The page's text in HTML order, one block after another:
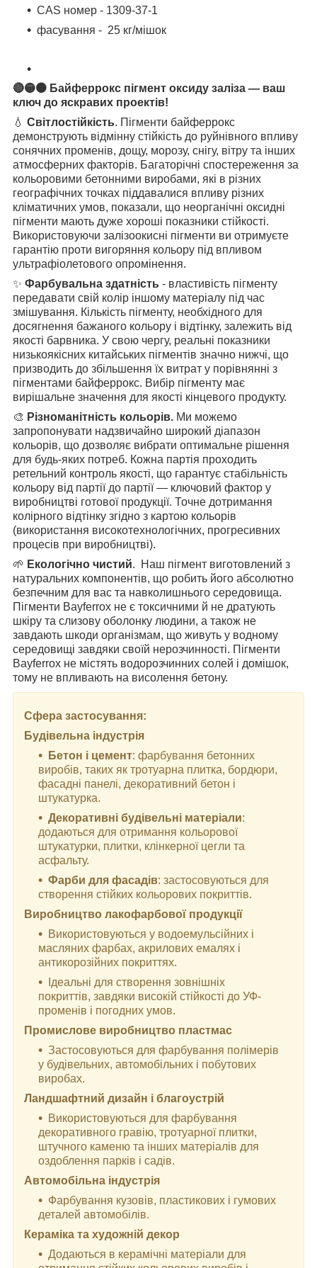
CAS номер - 1309-37-1
фасування - 25 кг/мішок
🔴🟡🟤 Байферрокс пігмент оксиду заліза — ваш
ключ до яскравих проектів!
💧 Світлостійкість. Пігменти байферрокс
демонструють відмінну стійкість до руйнівного впливу
сонячних променів, дощу, морозу, снігу, вітру та інших
атмосферних факторів. Багаторічні спостереження за
кольоровими бетонними виробами, які в різних
географічних точках піддавалися впливу різних
кліматичних умов, показали, що неорганічні оксидні
пігменти мають дуже хороші показники стійкості.
Використовуючи залізоокисні пігменти ви отримуєте
гарантію проти вигоряння кольору під впливом
ультрафіолетового опромінення.
✨ Фарбувальна здатність - властивість пігменту
передавати свій колір іншому матеріалу під час
змішування. Кількість пігменту, необхідного для
досягнення бажаного кольору і відтінку, залежить від
якості барвника. У свою чергу, реальні показники
низькоякісних китайських пігментів значно нижчі, що
призводить до збільшення їх витрат у порівнянні з
пігментами байферрокс. Вибір пігменту має
вирішальне значення для якості кінцевого продукту.
🎨 Різноманітність кольорів. Ми можемо
запропонувати надзвичайно широкий діапазон
кольорів, що дозволяє вибрати оптимальне рішення
для будь-яких потреб. Кожна партія проходить
ретельний контроль якості, що гарантує стабільність
кольору від партії до партії — ключовий фактор у
виробництві готової продукції. Точне дотримання
колірного відтінку згідно з картою кольорів
(використання високотехнологічних, прогресивних
процесів при виробництві).
🌱 Екологічно чистий. Наш пігмент виготовлений з
натуральних компонентів, що робить його абсолютно
безпечним для вас та навколишнього середовища.
Пігменти Bayferrox не є токсичними й не дратують
шкіру та слизову оболонку людини, а також не
завдають шкоди організмам, що живуть у водному
середовищі завдяки своїй нерозчинності. Пігменти
Bayferrox не містять водорозчинних солей і домішок,
тому не впливають на висолення бетону.
Сфера застосування:
Будівельна індустрія
Бетон і цемент: фарбування бетонних
виробів, таких як тротуарна плитка, бордюри,
фасадні панелі, декоративний бетон і
штукатурка.
Декоративні будівельні матеріали:
додаються для отримання кольорової
штукатурки, плитки, клінкерної цегли та
асфальту.
Фарби для фасадів: застосовуються для
створення стійких кольорових покриттів.
Виробництво лакофарбової продукції
Використовуються у водоемульсійних і
масляних фарбах, акрилових емалях і
антикорозійних покриттях.
Ідеальні для створення зовнішніх
покриттів, завдяки високій стійкості до УФ-
променів і погодних умов.
Промислове виробництво пластмас
Застосовуються для фарбування полімерів
у будівельних, автомобільних і побутових
виробах.
Ландшафтний дизайн і благоустрій
Використовуються для фарбування
декоративного гравію, тротуарної плитки,
штучного каменю та інших матеріалів для
оздоблення парків і садів.
Автомобільна індустрія
Фарбування кузовів, пластикових і гумових
деталей автомобілів.
Кераміка та художній декор
Додаються в керамічні матеріали для